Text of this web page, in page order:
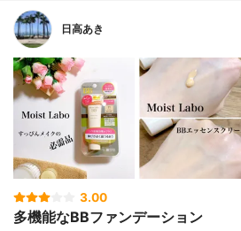
日高あき
3.00
多機能なBBファンデーション